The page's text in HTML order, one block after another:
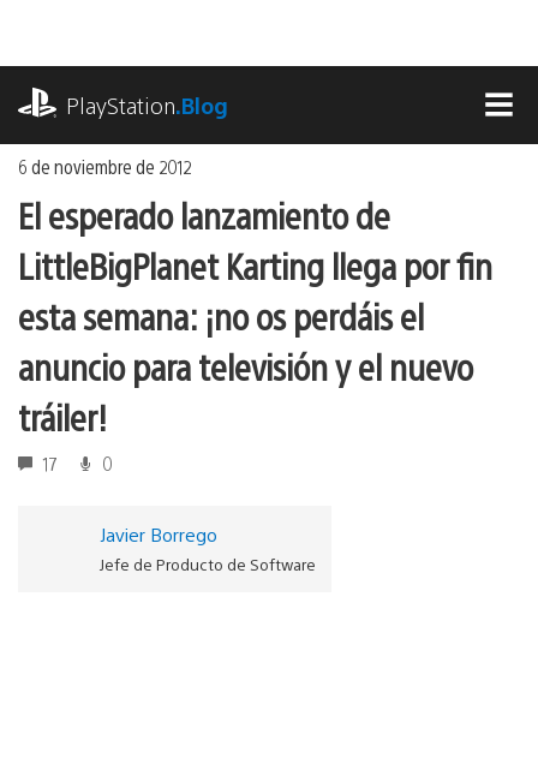
contenido
PlayStation.Blog
6 de noviembre de 2012
El esperado lanzamiento de
LittleBigPlanet Karting llega por fin
esta semana: ¡no os perdáis el
anuncio para televisión y el nuevo
tráiler!
17 0
Javier Borrego
Jefe de Producto de Software